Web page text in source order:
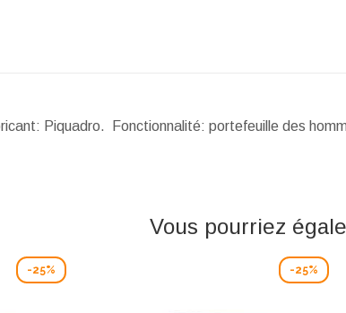
Piquadro. Fonctionnalité: portefeuille des
Vous pourriez
-25% -25%